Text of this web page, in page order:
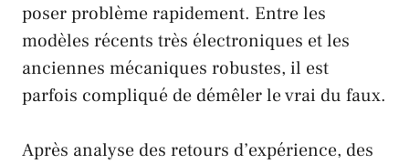
poser problème rapidement. Entre les
modèles récents très électroniques et les
anciennes mécaniques robustes, il est
parfois compliqué de démêler le vrai du faux.
Après analyse des retours d’expérience, des